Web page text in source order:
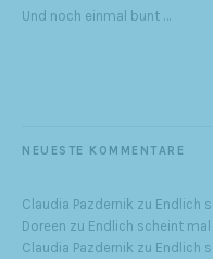
Und noch einmal bunt …
NEUESTE KOMMENTARE
Claudia Pazdernik zu Endlich
Doreen zu Endlich scheint
Claudia Pazdernik zu Endlich